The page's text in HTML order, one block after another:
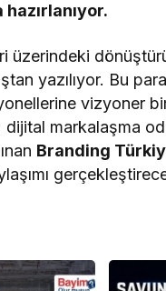
üzerindeki
yazılıyor. Bu
vizyoner bir
markalaşma
Branding